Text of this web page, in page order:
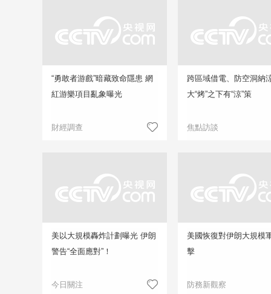
“勇敢者游戲”暗藏致命隱患 網
紅游樂項目亂象曝光
財經調查
跨區域借電、防空洞納
大“烤”之下有“涼”策
焦點訪談
美以大規模轟炸計劃曝光 伊朗
警告“全面應對”！
今日關注
美國恢復對伊朗大規模
擊
防務新觀察